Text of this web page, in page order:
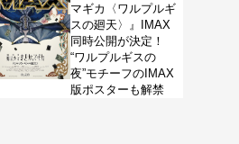
マギカ〈ワルプルギ
スの廻天〉』IMAX
同時公開が決定！
“ワルプルギスの
夜”モチーフのIMAX
版ポスターも解禁